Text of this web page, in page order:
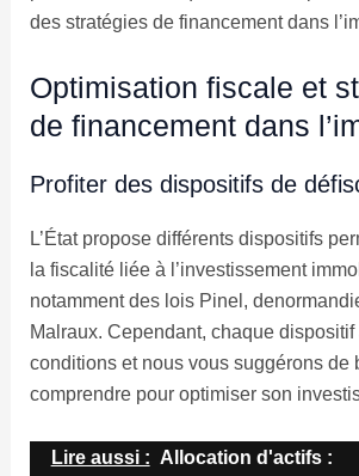
des stratégies de financement dans
Optimisation fiscale et
de financement dans
Profiter des dispositifs de
L’État propose différents dispositifs
la fiscalité liée à l’investissement
notamment des lois Pinel,
Malraux. Cependant, chaque
conditions et nous vous suggérons de
comprendre pour optimiser son
Lire aussi : Allocation d'actifs :